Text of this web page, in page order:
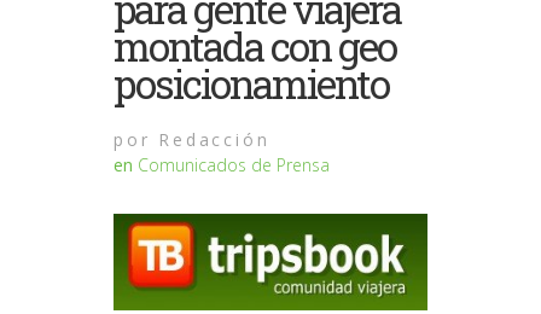
montada con geo
posicionamiento
por Redacción
en Comunicados de Prensa